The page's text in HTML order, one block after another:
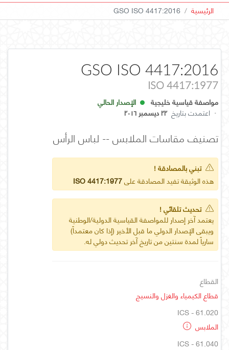
الرئيسية GSO ISO 4417:2016
GSO ISO 4417:2016
ISO 4417:1977
مواصفة قياسية خليجية
الإصدار الحالي
· اعتمدت بتاريخ ٢٢ ديسمبر ٢٠١٦
تصنيف مقاسات الملابس -- لباس الرأس
تبني بالمصادقة !
هذه الوثيقة تفيد المصادقة علىISO 4417:1977
تحديث تلقائي !
يعتمد آخر إصدار للمواصفة القياسية الدولية/الوطنية
ويبقى الإصدار الدولي ما قبل الأخير (إذا كان معتمداً)
سارياً لمدة سنتين من تاريخ آخر تحديث دولي له.
القطاع
قطاع الكيمياء والغزل والنسيج
ICS - 61.020
الملابس
ICS - 61.040